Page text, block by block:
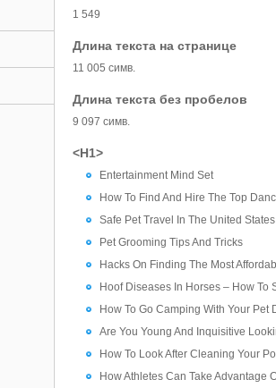
1 549
Длина текста на странице
11 005 симв.
Длина текста без пробелов
9 097 симв.
<H1>
Entertainment Mind Set
How To Find And Hire The Top
Safe Pet Travel In The United States
Pet Grooming Tips And Tricks
Hacks On Finding The Most
Hoof Diseases In Horses – How To
How To Go Camping With Your Pet
Are You Young And Inquisitive
How To Look After Cleaning Your
How Athletes Can Take Advantage